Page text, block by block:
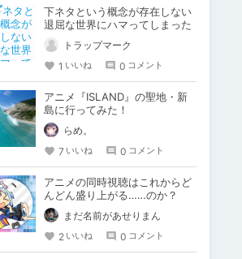
下ネタという概念が存在しない
退屈な世界にハマってしまった
トラップマーク
1 いいね 0 コメント
アニメ『ISLAND』の聖地・新
島に行ってみた！
らめ。
7 いいね 0 コメント
アニメの同時視聴はこれからど
んどん盛り上がる……のか？
まだ名前があせりまん
2 いいね 0 コメント